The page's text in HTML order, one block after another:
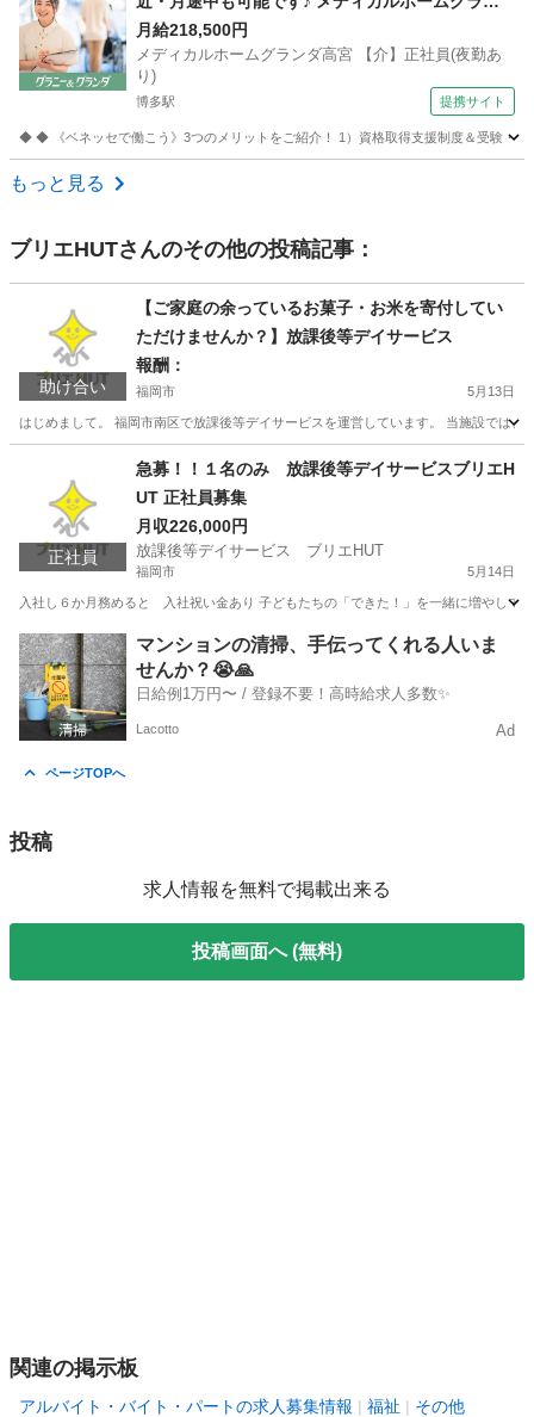
ダ高宮 【介】正社員(夜勤あり) 老人介護施設スタ
ッフ
月給218,500円
メディカルホームグランダ高宮 【介】正社員(夜勤あ
り)
博多駅 提携サイト
◆ ◆ 《ベネッセで働こう》3つのメリットをご紹介！ 1）資格取得支援制度＆受験・
福岡 福岡市
もっと見る
ブリエHUTさんのその他の投稿記事：
助け合い
【ご家庭の余っているお菓子・お米を寄付してい
ただけませんか？】放課後等デイサービス
報酬：
福岡市 5月13日
はじめまして。 福岡市南区で放課後等デイサービスを運営しています。 当施設では
買いたい/ください お米
正社員
急募！！１名のみ 放課後等デイサービスブリエH
UT 正社員募集
月収226,000円
放課後等デイサービス ブリエHUT
福岡市 5月14日
入社し６か月務めると 入社祝い金あり 子どもたちの「できた！」を一緒に増やして
福岡 福岡市 専門職 未経験
マンションの清掃、手伝ってくれる人いま
せんか？😭🙏
日給例1万円〜 / 登録不要！高時給求人多数✨
Lacotto Ad
ページTOPへ
投稿
求人情報を無料で掲載出来る
投稿画面へ (無料)
関連の掲示板
アルバイト・バイト・パートの求人募集情報 福祉 その他